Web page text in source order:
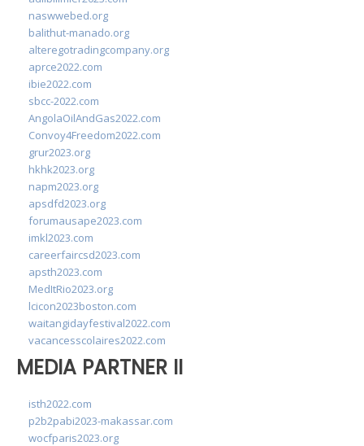
naswwebed.org
balithut-manado.org
alteregotradingcompany.org
aprce2022.com
ibie2022.com
sbcc-2022.com
AngolaOilAndGas2022.com
Convoy4Freedom2022.com
grur2023.org
hkhk2023.org
napm2023.org
apsdfd2023.org
forumausape2023.com
imkl2023.com
careerfaircsd2023.com
apsth2023.com
MedItRio2023.org
lcicon2023boston.com
waitangidayfestival2022.com
vacancesscolaires2022.com
MEDIA PARTNER II
isth2022.com
p2b2pabi2023-makassar.com
wocfparis2023.org